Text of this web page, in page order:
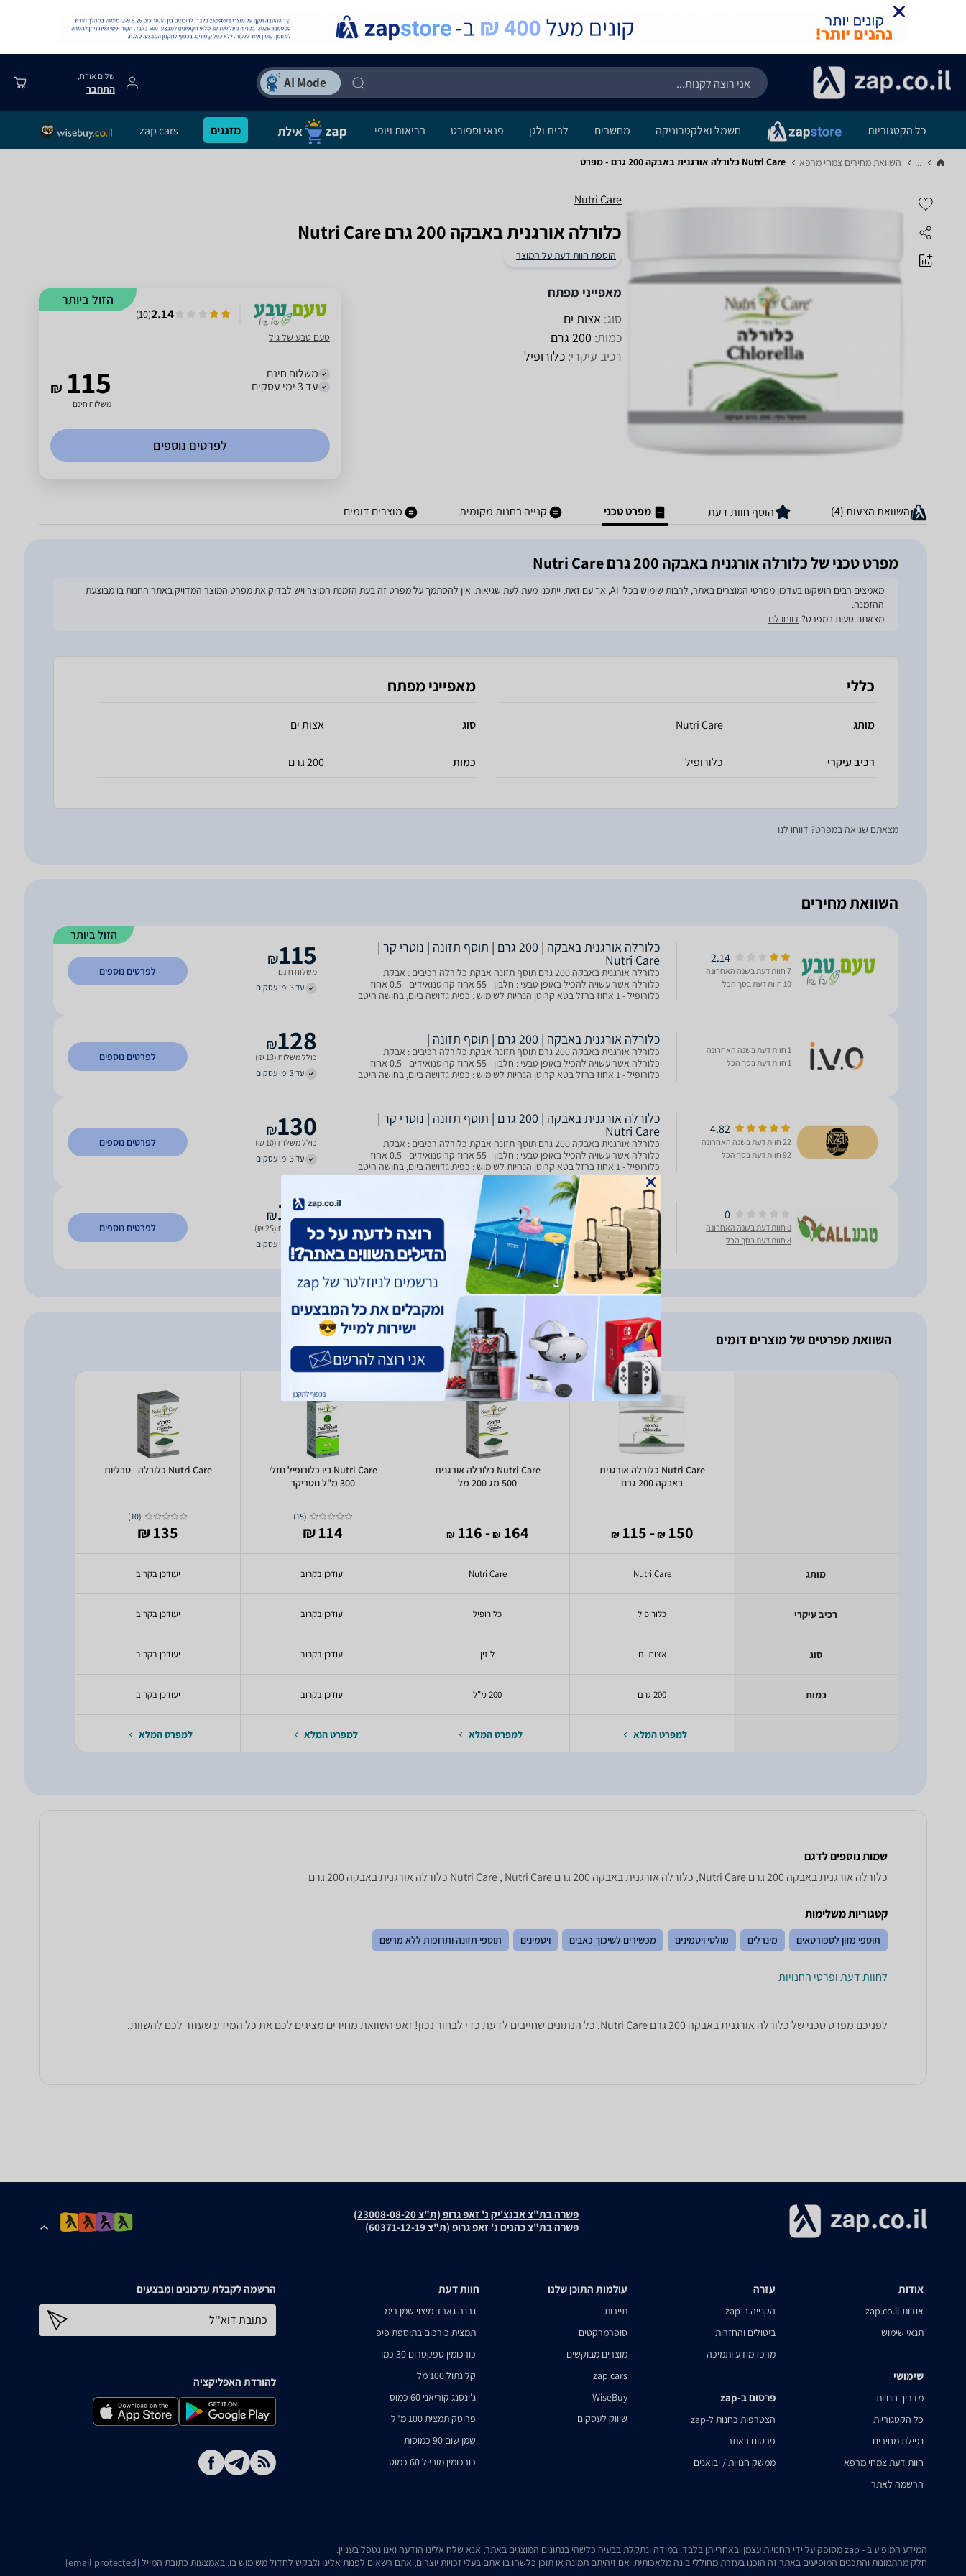
שלום אורח,
התחבר
כל הקטגוריות חשמל ואלקטרוניקה מחשבים לבית ולגן פנאי וספורט בריאות ויופי מזגנים zap cars
... השוואת מחירים צמחי מרפא‏ Nutri Care כלורלה אורגנית באבקה 200 גרם - מפרט
Nutri Care
כלורלה אורגנית באבקה 200 גרם Nutri Care
הוספת חוות דעת על המוצר
מאפייני מפתח
סוג: אצות ים
כמות: 200 גרם
רכיב עיקרי: כלורופיל
הזול ביותר
2.14
(
10
)
טעם טבע של גיל
משלוח חינם
עד 3 ימי עסקים
₪ 115
משלוח חינם
לפרטים נוספים
השוואת הצעות (4) הוסף חוות דעת מפרט טכני קנייה בחנות מקומית מוצרים דומים
מפרט טכני של כלורלה אורגנית באבקה 200 גרם Nutri Care
מאמצים רבים הושקעו בעדכון מפרטי המוצרים באתר, לרבות שימוש בכלי AI, אך עם זאת, ייתכנו מעת לעת שגיאות. אין להסתמך על מפרט זה בעת הזמנת המוצר ויש לבדוק את מפרט המוצר המדויק באתר החנות בו מבוצעת
ההזמנה.
מצאתם טעות במפרט? דווחו לנו
כללי
מותג Nutri Care
רכיב עיקרי כלורופיל
מאפייני מפתח
סוג אצות ים
כמות 200 גרם
מצאתם שגיאה במפרט? דווחו לנו
השוואת מחירים
הזול ביותר
2.14
7 חוות דעת בשנה האחרונה
10 חוות דעת בסך הכל
כלורלה אורגנית באבקה | 200 גרם | תוסף תזונה | נוטרי קר |
Nutri Care
כלורלה אורגנית באבקה 200 גרם תוסף תזונה אבקת כלורלה רכיבים : אבקת
כלורלה אשר עשויה להכיל באופן טבעי : חלבון - 55 אחוז קרוטנואידים - 0.5 אחוז
כלורופיל - 1 אחוז ברזל בטא קרוטן הנחיות לשימוש : כפית גדושה ביום, בחושה היטב
115
₪
משלוח חינם
עד 3 ימי עסקים
לפרטים נוספים
1 חוות דעת בשנה האחרונה
1 חוות דעת בסך הכל
כלורלה אורגנית באבקה | 200 גרם | תוסף תזונה |
כלורלה אורגנית באבקה 200 גרם תוסף תזונה אבקת כלורלה רכיבים : אבקת
כלורלה אשר עשויה להכיל באופן טבעי : חלבון - 55 אחוז קרוטנואידים - 0.5 אחוז
כלורופיל - 1 אחוז ברזל בטא קרוטן הנחיות לשימוש : כפית גדושה ביום, בחושה היטב
128
₪
כולל משלוח (13 ₪)
עד 3 ימי עסקים
לפרטים נוספים
4.82
22 חוות דעת בשנה האחרונה
92 חוות דעת בסך הכל
כלורלה אורגנית באבקה | 200 גרם | תוסף תזונה | נוטרי קר |
Nutri Care
כלורלה אורגנית באבקה 200 גרם תוסף תזונה אבקת כלורלה רכיבים : אבקת
כלורלה אשר עשויה להכיל באופן טבעי : חלבון - 55 אחוז קרוטנואידים - 0.5 אחוז
כלורופיל - 1 אחוז ברזל בטא קרוטן הנחיות לשימוש : כפית גדושה ביום, בחושה היטב
במים, מיץ פרי או מיץ ירקות. תוסף תזו
130
₪
כולל משלוח (10 ₪)
עד 3 ימי עסקים
לפרטים נוספים
0
0 חוות דעת בשנה האחרונה
8 חוות דעת בסך הכל
כלורלה אורגנית באבקה 200 גרם נוטריקר
[tabgroup title="מידע על המוצר" style="tabs"] [tab title="תכולה"] 200 גרם.
[/tab] [tab title="רכיבים"] כלורלה Chlorella – נוטרי קר אבקת כלורלה אשר
בטא קרוטן. [/tab] [tab title="רכי
150
₪
כולל משלוח (25 ₪)
עד 7 ימי עסקים
לפרטים נוספים
השוואת מפרטים של מוצרים דומים
מותג
רכיב עיקרי
סוג
כמות
Nutri Care כלורלה אורגנית
באבקה 200 גרם
150
₪
- 115
₪
Nutri Care
כלורופיל
אצות ים
200 גרם
למפרט המלא
Nutri Care כלורלה אורגנית
500 מג 200 מל
164
₪
- 116
₪
Nutri Care
כלורופיל
ליזין
200 מ"ל
למפרט המלא
Nutri Care ביו כלורופיל נוזלי
300 מ"ל נוטריקר
(
15
)
114 ₪
יעודכן בקרוב
יעודכן בקרוב
יעודכן בקרוב
יעודכן בקרוב
למפרט המלא
Nutri Care כלורלה - טבליות
(
10
)
135 ₪
יעודכן בקרוב
יעודכן בקרוב
יעודכן בקרוב
יעודכן בקרוב
למפרט המלא
שמות נוספים לדגם
כלורלה אורגנית באבקה 200 גרם Nutri Care, כלורלה אורגנית באבקה 200 גרם Nutri Care , Nutri Care כלורלה אורגנית באבקה 200 גרם
קטגוריות משלימות
תוספי מזון לספורטאים מינרלים מולטי ויטמינים מכשירים לשיכוך כאבים ויטמינים תוספי תזונה ותרופות ללא מרשם
לחוות דעת ופרטי החנויות
לפניכם מפרט טכני של כלורלה אורגנית באבקה 200 גרם Nutri Care. כל הנתונים שחייבים לדעת כדי לבחור נכון! זאפ השוואת מחירים מציגים לכם את כל המידע שעוזר לכם להשוות.
פשרה בת"צ אבנצ'יק נ' זאפ גרופ (ת"צ 23008-08-20)
פשרה בת"צ כהנים נ' זאפ גרופ (ת"צ 60371-12-19)
אודות
אודות zap.co.il
תנאי שימוש
שימושי
מדריך חנויות
כל הקטגוריות
נפילת מחירים
חוות דעת צמחי מרפא
הרשמה לאתר
עזרה
הקנייה ב-zap
ביטולים והחזרות
מרכז מידע ותמיכה
פרסום ב-zap
הצטרפות כחנות ל-zap
פרסום באתר
ממשק חנויות / יבואנים
עולמות התוכן שלנו
תיירות
סופרמרקטים
מוצרים מבוקשים
zap cars
WiseBuy
שיווק לעסקים
חוות דעת
גרנה גארד מיצוי שמן רימ
תמצית כורכום בתוספת פיפ
כורכומין ספקטרום 30 כמו
קלינתול 100 מל
ג'ינסנג קוריאני 60 כמוס
פרוטק תמצית 100 מ"ל
שמן שום 90 כמוסות
כורכומין מובייל 60 כמוס
הרשמה לקבלת עדכונים ומבצעים
כתובת דוא''ל
להורדת האפליקציה
המידע המופיע ב - zap מסופק על ידי החנויות עצמן ובאחריותן בלבד. במידה ונתקלת בבעיה כלשהי בנתונים המוצגים באתר, אנא שלח אלינו הודעה ואנו נטפל בעניין.
חלק מהתמונות והתכנים המופיעים באתר זה הוכנו בעזרת מחוללי בינה מלאכותית. אם זיהיתם תמונה או תוכן כלשהו בו אתם בעלי זכויות יוצרים, אתם רשאים לפנות אלינו ולבקש לחדול משימוש בו, באמצעות כתובת המייל [email protected]